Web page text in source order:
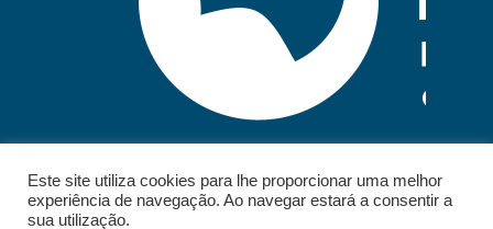
Este site utiliza cookies para lhe proporcionar uma melhor
experiência de navegação. Ao navegar estará a consentir a
sua utilização.